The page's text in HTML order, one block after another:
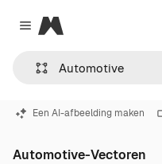
Close menu
Magnific
Een AI-afbeelding maken
Automotive-Vectoren